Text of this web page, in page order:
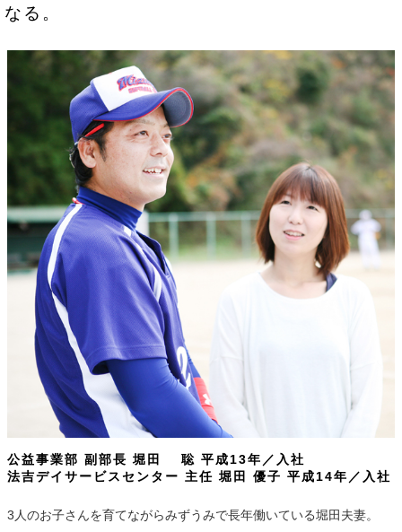
なる。
公益事業部 副部長 堀田 聡 平成13年／入社
法吉デイサービスセンター 主任 堀田 優子 平成14年／入社
3人のお子さんを育てながらみずうみで長年働いている堀田夫妻。